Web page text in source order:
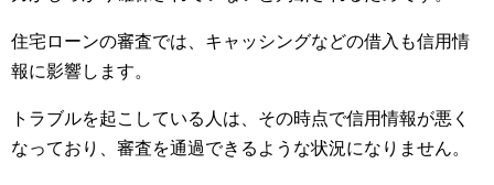
住宅ローンの審査では、キャッシングなどの借入も信用情
報に影響します。
トラブルを起こしている人は、その時点で信用情報が悪く
なっており、審査を通過できるような状況になりません。